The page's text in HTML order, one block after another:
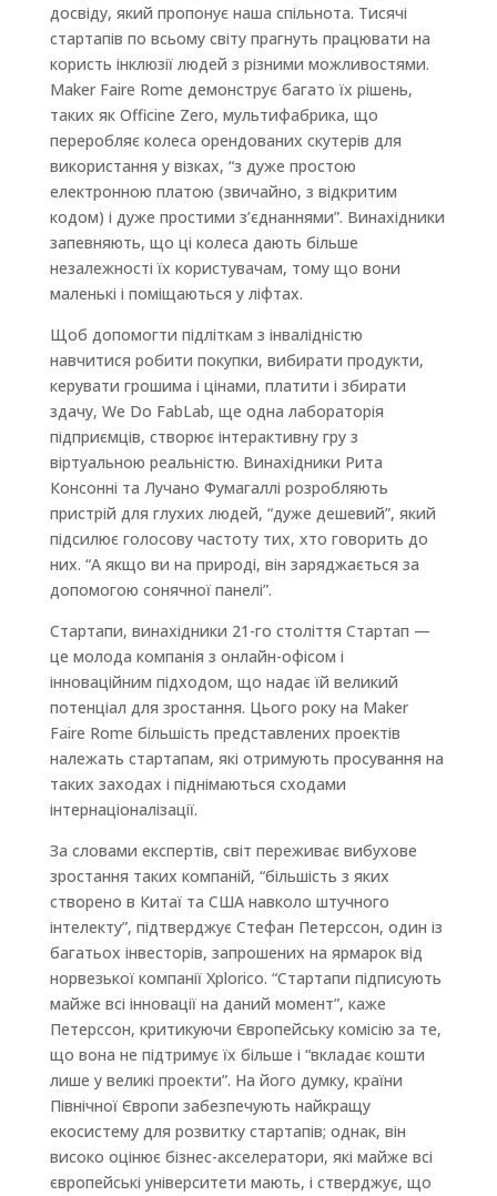
досвіду, який пропонує наша спільнота. Тисячі
стартапів по всьому світу прагнуть працювати на
користь інклюзії людей з різними можливостями.
Maker Faire Rome демонструє багато їх рішень,
таких як Officine Zero, мультифабрика, що
переробляє колеса орендованих скутерів для
використання у візках, “з дуже простою
електронною платою (звичайно, з відкритим
кодом) і дуже простими з’єднаннями”. Винахідники
запевняють, що ці колеса дають більше
незалежності їх користувачам, тому що вони
маленькі і поміщаються у ліфтах.
Щоб допомогти підліткам з інвалідністю
навчитися робити покупки, вибирати продукти,
керувати грошима і цінами, платити і збирати
здачу, We Do FabLab, ще одна лабораторія
підприємців, створює інтерактивну гру з
віртуальною реальністю. Винахідники Рита
Консонні та Лучано Фумагаллі розробляють
пристрій для глухих людей, “дуже дешевий”, який
підсилює голосову частоту тих, хто говорить до
них. “А якщо ви на природі, він заряджається за
допомогою сонячної панелі”.
Стартапи, винахідники 21-го століття Стартап —
це молода компанія з онлайн-офісом і
інноваційним підходом, що надає їй великий
потенціал для зростання. Цього року на Maker
Faire Rome більшість представлених проектів
належать стартапам, які отримують просування на
таких заходах і піднімаються сходами
інтернаціоналізації.
За словами експертів, світ переживає вибухове
зростання таких компаній, “більшість з яких
створено в Китаї та США навколо штучного
інтелекту”, підтверджує Стефан Петерссон, один із
багатьох інвесторів, запрошених на ярмарок від
норвезької компанії Xplorico. “Стартапи підписують
майже всі інновації на даний момент”, каже
Петерссон, критикуючи Європейську комісію за те,
що вона не підтримує їх більше і “вкладає кошти
лише у великі проекти”. На його думку, країни
Північної Європи забезпечують найкращу
екосистему для розвитку стартапів; однак, він
високо оцінює бізнес-акселератори, які майже всі
європейські університети мають, і стверджує, що